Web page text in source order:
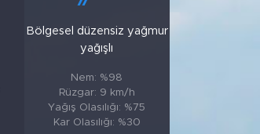
Bölgesel düzensiz yağmur
yağışlı
Nem: %98
Rüzgar: 9 km/h
Yağış Olasılığı: %75
Kar Olasılığı: %30